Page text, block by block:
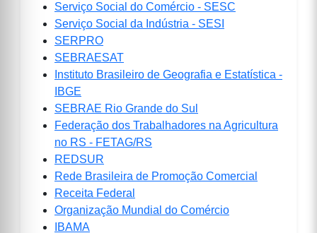
Serviço Social do Comércio - SESC
Serviço Social da Indústria - SESI
SERPRO
SEBRAESAT
Instituto Brasileiro de Geografia e Estatística -
IBGE
SEBRAE Rio Grande do Sul
Federação dos Trabalhadores na Agricultura
no RS - FETAG/RS
REDSUR
Rede Brasileira de Promoção Comercial
Receita Federal
Organização Mundial do Comércio
IBAMA